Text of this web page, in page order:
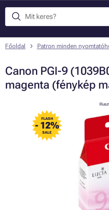
Főoldal Patron minden
Canon PGI-9
magenta (fénykép
FLASH
- 12%
SALE